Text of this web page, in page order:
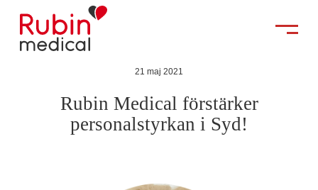
21 maj 2021
Rubin Medical förstärker
personalstyrkan i Syd!